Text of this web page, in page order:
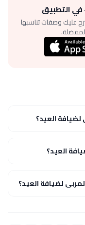
التطبيق
عليك وصفات تناسبها
العيد؟
العيد؟
لضيافة العيد؟